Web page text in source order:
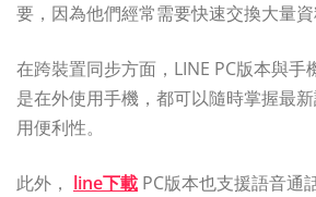
要，因為他們經常需要快速交換大量
在跨裝置同步方面，LINE PC版本與
是在外使用手機，都可以隨時掌握最
用便利性。
此外， line下載 PC版本也支援語音通